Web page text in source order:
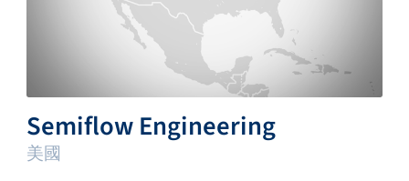
Semiflow Engineering
美國